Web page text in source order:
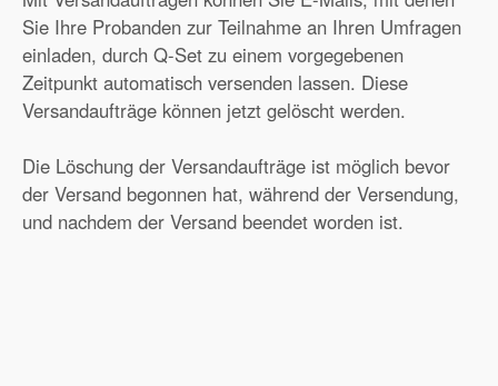
Sie Ihre Probanden zur Teilnahme an Ihren Umfragen
einladen, durch Q-Set zu einem vorgegebenen
Zeitpunkt automatisch versenden lassen. Diese
Versandaufträge können jetzt gelöscht werden.
Die Löschung der Versandaufträge ist möglich bevor
der Versand begonnen hat, während der Versendung,
und nachdem der Versand beendet worden ist.